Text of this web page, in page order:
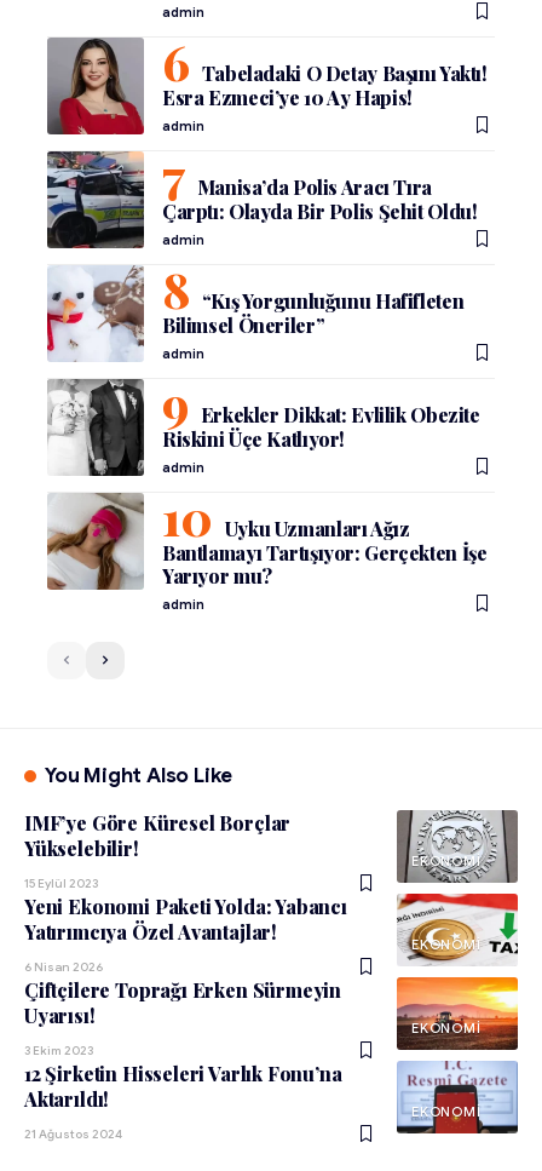
admin
Tabeladaki O Detay Başını Yaktı!
Esra Ezmeci’ye 10 Ay Hapis!
admin
Manisa’da Polis Aracı Tıra
Çarptı: Olayda Bir Polis Şehit Oldu!
admin
“Kış Yorgunluğunu Hafifleten
Bilimsel Öneriler”
admin
Erkekler Dikkat: Evlilik Obezite
Riskini Üçe Katlıyor!
admin
Uyku Uzmanları Ağız
Bantlamayı Tartışıyor: Gerçekten İşe
Yarıyor mu?
admin
You Might Also Like
EKONOMI
IMF’ye Göre Küresel Borçlar
Yükselebilir!
15 Eylül 2023
EKONOMI
Yeni Ekonomi Paketi Yolda: Yabancı
Yatırımcıya Özel Avantajlar!
6 Nisan 2026
EKONOMI
Çiftçilere Toprağı Erken Sürmeyin
Uyarısı!
3 Ekim 2023
EKONOMI
12 Şirketin Hisseleri Varlık Fonu’na
Aktarıldı!
21 Ağustos 2024